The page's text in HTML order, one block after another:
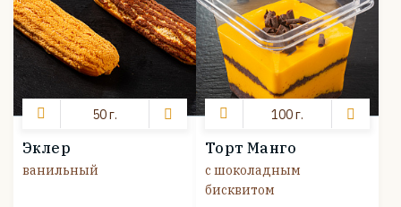
50 г.
Эклер
ванильный
100 г.
Торт Манго
с шоколадным
бисквитом